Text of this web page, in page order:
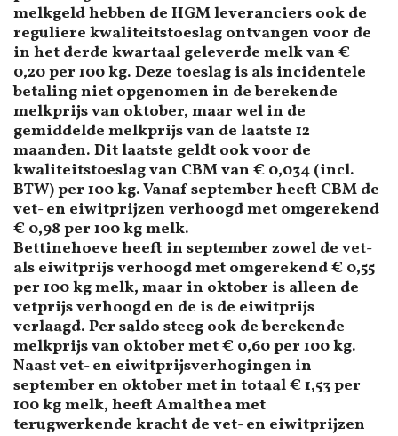
melkgeld hebben de HGM leveranciers ook de
reguliere kwaliteitstoeslag ontvangen voor de
in het derde kwartaal geleverde melk van €
0,20 per 100 kg. Deze toeslag is als incidentele
betaling niet opgenomen in de berekende
melkprijs van oktober, maar wel in de
gemiddelde melkprijs van de laatste 12
maanden. Dit laatste geldt ook voor de
kwaliteitstoeslag van CBM van € 0,034 (incl.
BTW) per 100 kg. Vanaf september heeft CBM de
vet- en eiwitprijzen verhoogd met omgerekend
€ 0,98 per 100 kg melk.
Bettinehoeve heeft in september zowel de vet-
als eiwitprijs verhoogd met omgerekend € 0,55
per 100 kg melk, maar in oktober is alleen de
vetprijs verhoogd en de is de eiwitprijs
verlaagd. Per saldo steeg ook de berekende
melkprijs van oktober met € 0,60 per 100 kg.
Naast vet- en eiwitprijsverhogingen in
september en oktober met in totaal € 1,53 per
100 kg melk, heeft Amalthea met
terugwerkende kracht de vet- en eiwitprijzen